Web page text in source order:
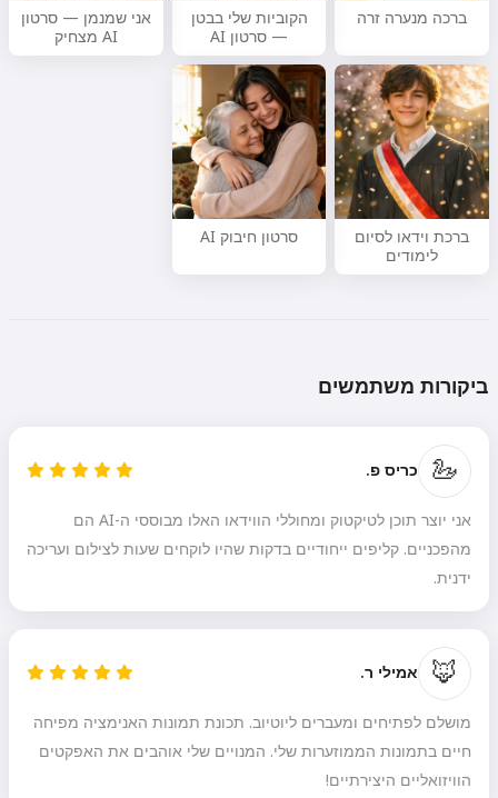
ברכה מנערה זרה הקוביות שלי בבטן
— סרטון AI
אני שמנמן — סרטון
AI מצחיק
ברכת וידאו לסיום
לימודים
סרטון חיבוק AI
ביקורות משתמשים
🦢 כריס פ.
אני יוצר תוכן לטיקטוק ומחוללי הווידאו האלו מבוססי ה-AI הם
מהפכניים. קליפים ייחודיים בדקות שהיו לוקחים שעות לצילום ועריכה
ידנית.
🦊 אמילי ר.
מושלם לפתיחים ומעברים ליוטיוב. תכונת תמונות האנימציה מפיחה
חיים בתמונות הממוזערות שלי. המנויים שלי אוהבים את האפקטים
הוויזואליים היצירתיים!
אני יכול ליצור שירים, לכתוב שירים